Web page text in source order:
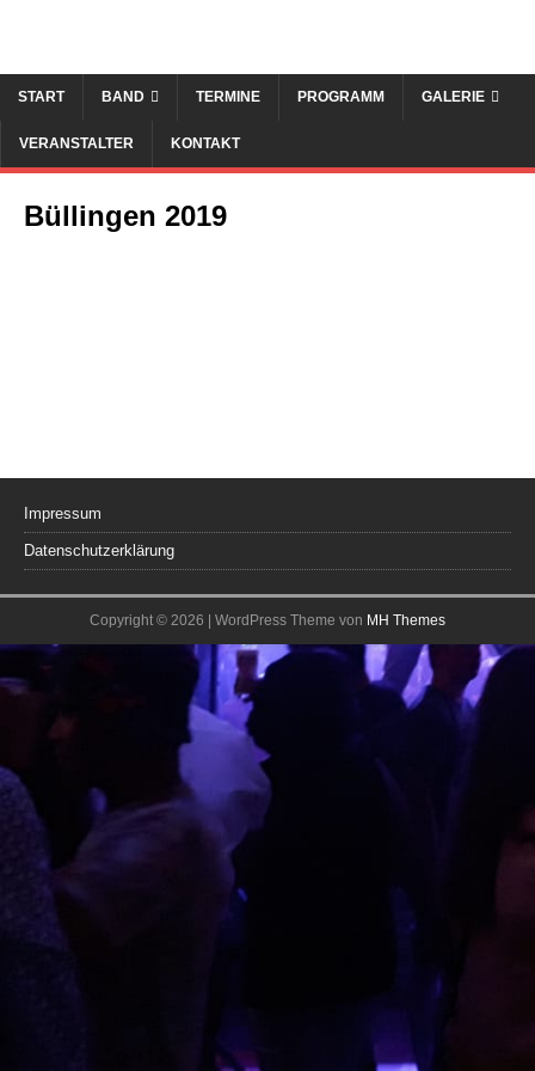
START BAND TERMINE PROGRAMM GALERIE
VERANSTALTER KONTAKT
Büllingen 2019
Impressum
Datenschutzerklärung
Copyright © 2026 | WordPress Theme von MH Themes